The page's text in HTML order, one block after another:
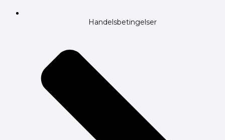
Handelsbetingelser